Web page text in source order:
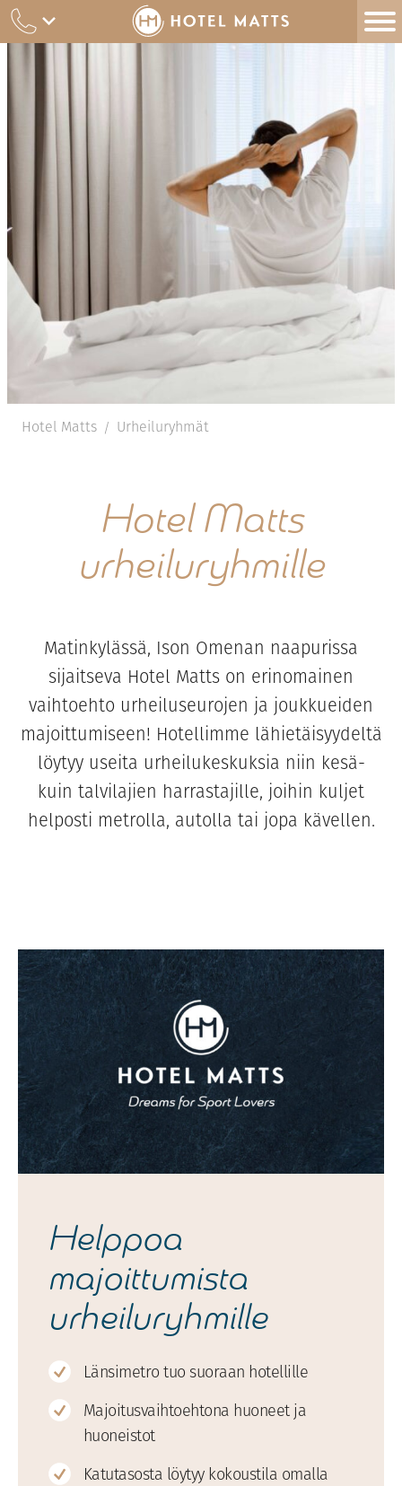
Siirry
sisältöön
Hotel Matts / Urheiluryhmät
Hotel Matts
urheiluryhmille
Matinkylässä, Ison Omenan naapurissa
sijaitseva Hotel Matts on erinomainen
vaihtoehto urheiluseurojen ja joukkueiden
majoittumiseen! Hotellimme lähietäisyydeltä
löytyy useita urheilukeskuksia niin kesä-
kuin talvilajien harrastajille, joihin kuljet
helposti metrolla, autolla tai jopa kävellen.
Helppoa
majoittumista
urheiluryhmille
Länsimetro tuo suoraan hotellille
Majoitusvaihtoehtona huoneet ja
huoneistot
Katutasosta löytyy kokoustila omalla